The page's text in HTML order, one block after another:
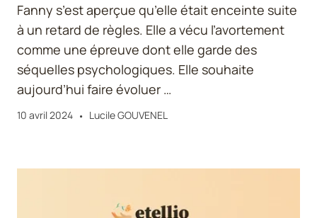
Fanny s’est aperçue qu’elle était enceinte suite
à un retard de règles. Elle a vécu l’avortement
comme une épreuve dont elle garde des
séquelles psychologiques. Elle souhaite
aujourd’hui faire évoluer …
10 avril 2024 Lucile GOUVENEL